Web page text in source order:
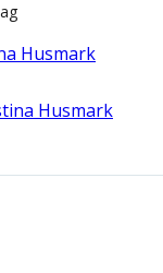
Husmark
Husmark